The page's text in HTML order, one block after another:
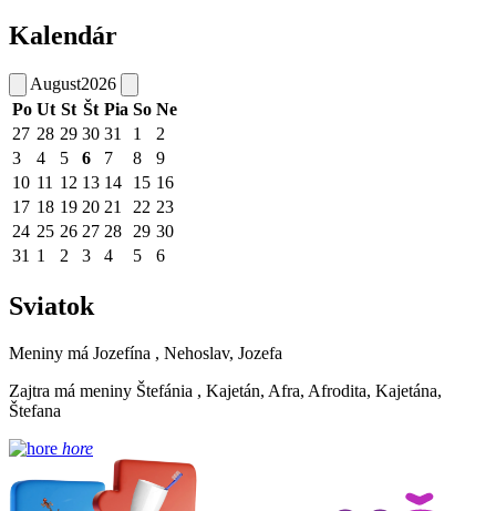
Kalendár
August2026
Po Ut St Št Pia So Ne
27 28 29 30 31 1
2
3
4 5 6 7 8
9
10 11 12 13 14 15 16
17 18 19 20 21 22 23
24 25 26 27 28 29 30
31 1 2 3 4 5 6
Sviatok
Meniny má Jozefína , Nehoslav, Jozefa
Zajtra má meniny Štefánia , Kajetán, Afra, Afrodita, Kajetána,
Štefana
hore